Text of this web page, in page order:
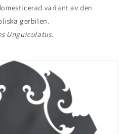
variant av den
gerbilen.
Unguiculatus.